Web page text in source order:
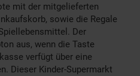
mit der mitgelieferten
sowie die Regale
Der
aus, wenn die Taste
verfügt über eine
Dieser Kinder-Supermarkt